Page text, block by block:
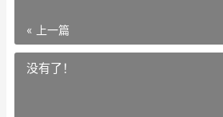
« 上一篇
没有了！